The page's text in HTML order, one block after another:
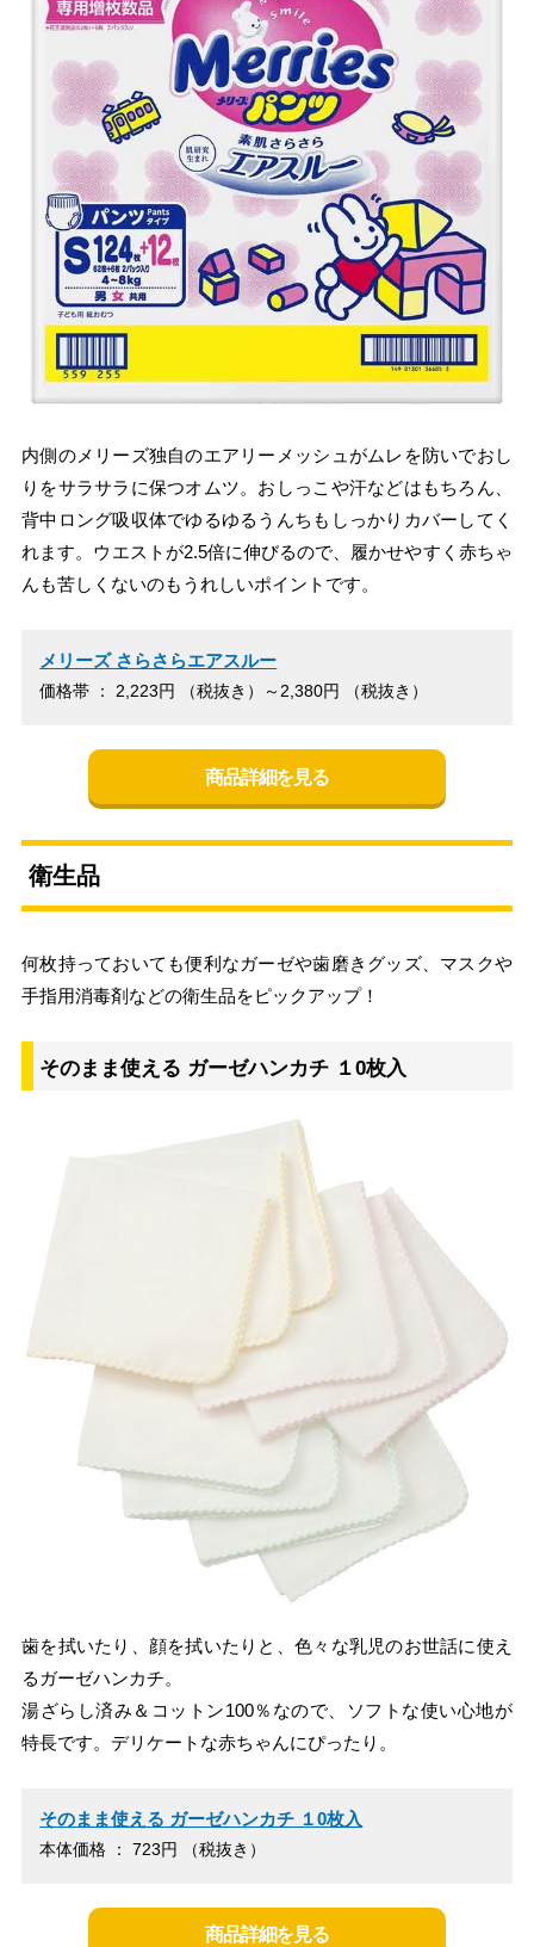
内側のメリーズ独自のエアリーメッシュがムレを防いでおし
りをサラサラに保つオムツ。おしっこや汗などはもちろん、
背中ロング吸収体でゆるゆるうんちもしっかりカバーしてく
れます。ウエストが2.5倍に伸びるので、履かせやすく赤ちゃ
んも苦しくないのもうれしいポイントです。
メリーズ さらさらエアスルー
価格帯 ： 2,223円 （税抜き）～2,380円 （税抜き）
商品詳細を見る
衛生品
何枚持っておいても便利なガーゼや歯磨きグッズ、マスクや
手指用消毒剤などの衛生品をピックアップ！
そのまま使える ガーゼハンカチ １0枚入
歯を拭いたり、顔を拭いたりと、色々な乳児のお世話に使え
るガーゼハンカチ。
湯ざらし済み＆コットン100％なので、ソフトな使い心地が
特長です。デリケートな赤ちゃんにぴったり。
そのまま使える ガーゼハンカチ １0枚入
本体価格 ： 723円 （税抜き）
商品詳細を見る